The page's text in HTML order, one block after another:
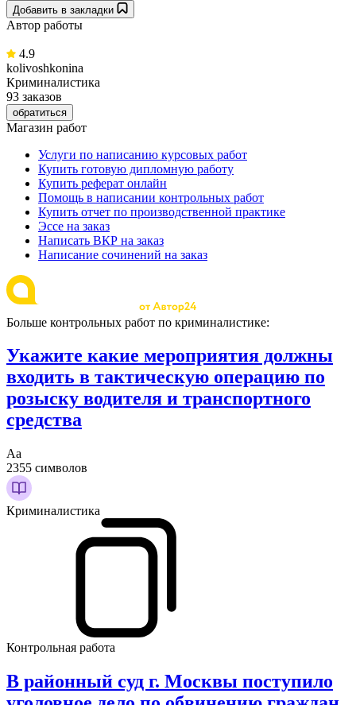
Добавить в закладки
Автор работы
4.9
kolivoshkonina
Криминалистика
93 заказов
обратиться
Магазин работ
Услуги по написанию курсовых работ
Купить готовую дипломную работу
Купить реферат онлайн
Помощь в написании контрольных работ
Купить отчет по производственной практике
Эссе на заказ
Написать ВКР на заказ
Написание сочинений на заказ
Больше контрольных работ по криминалистике:
Укажите какие мероприятия должны
входить в тактическую операцию по
розыску водителя и транспортного
средства
Аа
2355 символов
Криминалистика
Контрольная работа
В районный суд г. Москвы поступило